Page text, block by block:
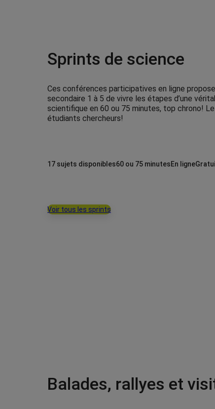
Sprints de science
Ces conférences participatives en ligne
secondaire 1 à 5 de vivre les étapes d’une
scientifique en 60 ou 75 minutes, top chrono!
étudiants chercheurs!
17 sujets disponibles60 ou 75 minutesEn ligne
Voir tous les sprints
Balades, rallyes et